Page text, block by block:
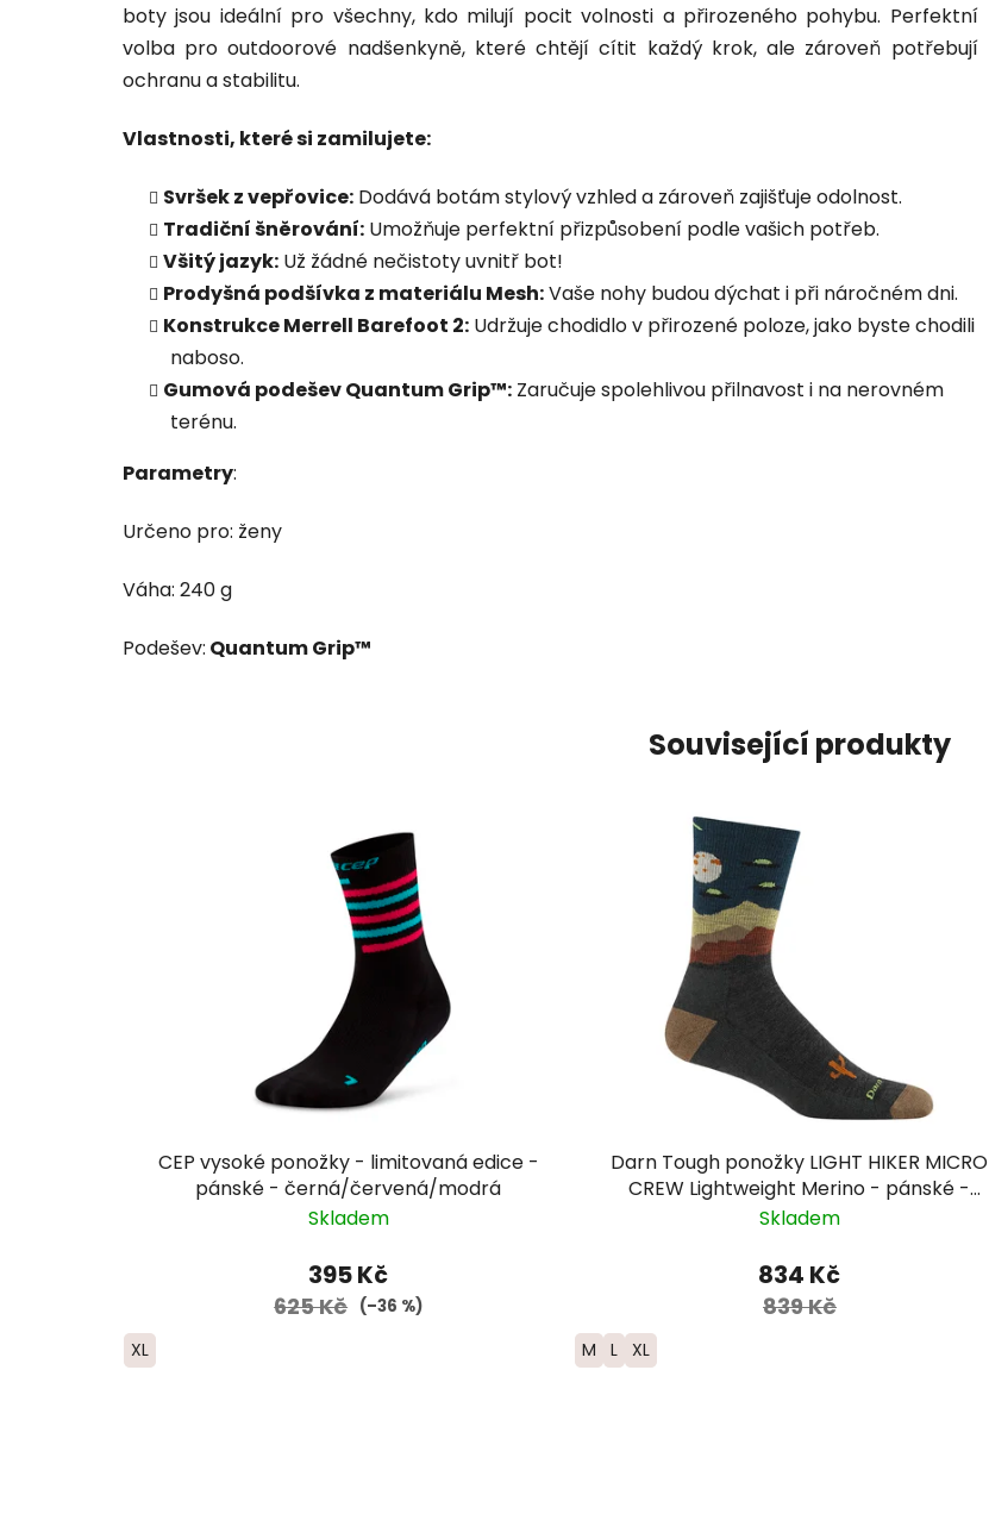
boty jsou ideální pro všechny, kdo milují pocit volnosti a přirozeného pohybu. Perfektní
volba pro outdoorové nadšenkyně, které chtějí cítit každý krok, ale zároveň potřebují
ochranu a stabilitu.
Vlastnosti, které si zamilujete:
Svršek z vepřovice: Dodává botám stylový vzhled a zároveň zajišťuje odolnost.
Tradiční šněrování: Umožňuje perfektní přizpůsobení podle vašich potřeb.
Všitý jazyk: Už žádné nečistoty uvnitř bot!
Prodyšná podšívka z materiálu Mesh:Vaše nohy budou dýchat i při náročném dni.
Konstrukce Merrell Barefoot 2: Udržuje chodidlo v přirozené poloze, jako byste chodili
naboso.
Gumová podešev Quantum Grip™: Zaručuje spolehlivou přilnavost i na nerovném
terénu.
Parametry:
Určeno pro: ženy
Váha: 240 g
Podešev: Quantum Grip™
Související produkty
CEP vysoké ponožky - limitovaná edice -
pánské - černá/červená/modrá
Skladem
395 Kč
625 Kč (–36 %)
XL
Darn Tough ponožky LIGHT HIKER MICRO
CREW Lightweight Merino - pánské -
hnědá/modrá
Skladem
834 Kč
839 Kč
M L XL